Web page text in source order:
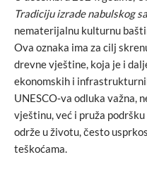
Tradiciju izrade nabulskog
nematerijalnu kulturnu
Ova oznaka ima za cilj
drevne vještine, koja je i
ekonomskih i
UNESCO‑va odluka važna,
vještinu, već i pruža
održe u životu, često
teškoćama.